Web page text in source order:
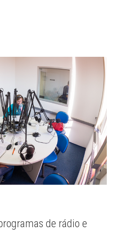
de rádio e